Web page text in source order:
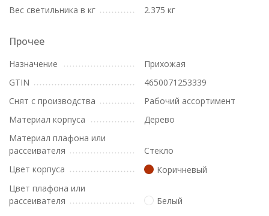
Вес светильника в кг
2.375 кг
Прочее
Назначение
Прихожая
GTIN
4650071253339
Снят с производства
Рабочий ассортимент
Материал корпуса
Дерево
Материал плафона или
рассеивателя
Стекло
Цвет корпуса
Коричневый
Цвет плафона или
рассеивателя
Белый